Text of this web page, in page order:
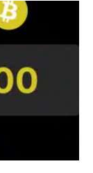
que les